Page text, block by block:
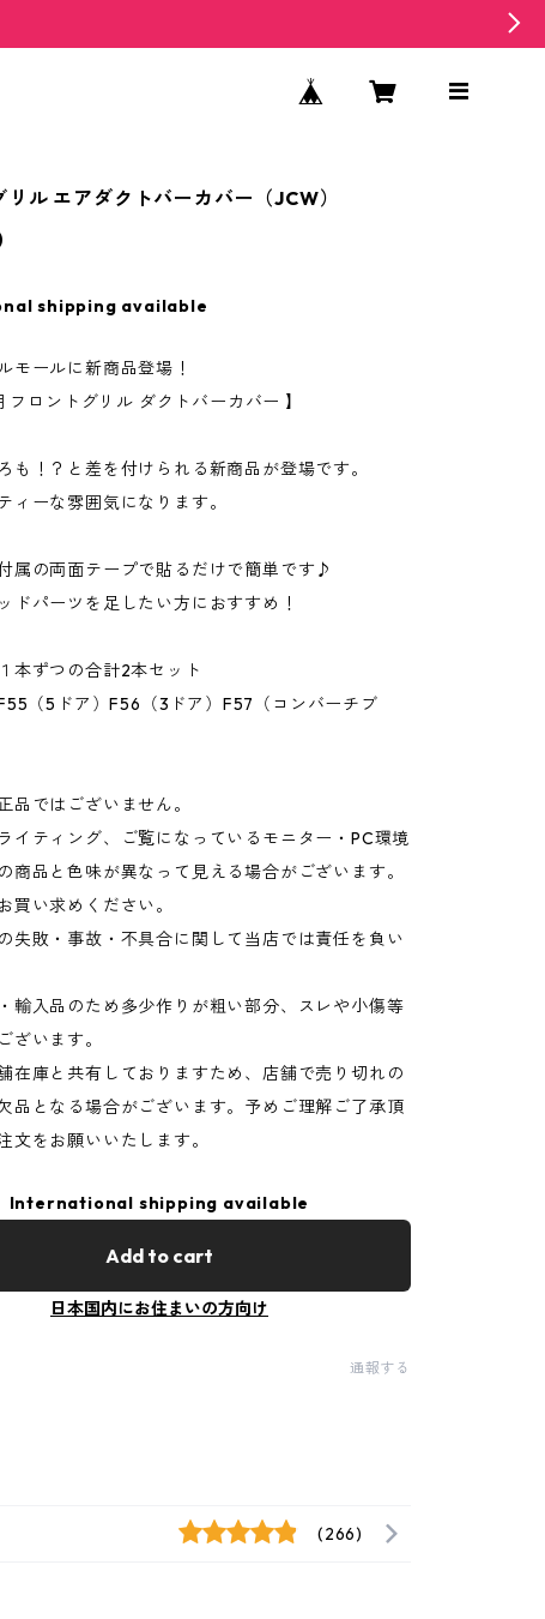
リル エアダクトバーカバー（JCW）
shipping available
モールに新商品登場！
フロントグリル ダクトバーカバー 】
も！？と差を付けられる新商品が登場です。
ィーな雰囲気になります。
属の両面テープで貼るだけで簡単です♪
ドパーツを足したい方におすすめ！
本ずつの合計2本セット
（5ドア）F56（3ドア）F57（コンバーチブ
品ではございません。
イティング、ご覧になっているモニター・PC環境
商品と色味が異なって見える場合がございます。
買い求めください。
失敗・事故・不具合に関して当店では責任を負い
輸入品のため多少作りが粗い部分、スレや小傷等
ざいます。
在庫と共有しておりますため、店舗で売り切れの
品となる場合がございます。予めご理解ご了承頂
文をお願いいたします。
International shipping available
Add to cart
日本国内にお住まいの方向け
通報する
(266)